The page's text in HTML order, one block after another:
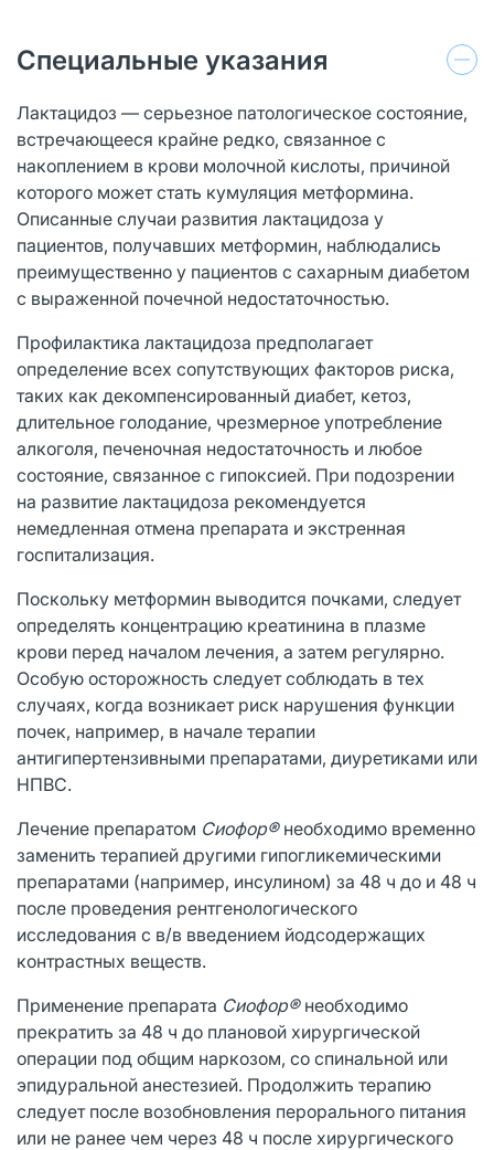
Специальные указания
Лактацидоз — серьезное патологическое состояние,
встречающееся крайне редко, связанное с
накоплением в крови молочной кислоты, причиной
которого может стать кумуляция метформина.
Описанные случаи развития лактацидоза у
пациентов, получавших метформин, наблюдались
преимущественно у пациентов с сахарным диабетом
с выраженной почечной недостаточностью.
Профилактика лактацидоза предполагает
определение всех сопутствующих факторов риска,
таких как декомпенсированный диабет, кетоз,
длительное голодание, чрезмерное употребление
алкоголя, печеночная недостаточность и любое
состояние, связанное с гипоксией. При подозрении
на развитие лактацидоза рекомендуется
немедленная отмена препарата и экстренная
госпитализация.
Поскольку метформин выводится почками, следует
определять концентрацию креатинина в плазме
крови перед началом лечения, а затем регулярно.
Особую осторожность следует соблюдать в тех
случаях, когда возникает риск нарушения функции
почек, например, в начале терапии
антигипертензивными препаратами, диуретиками или
НПВС.
Лечение препаратом Сиофор®необходимо временно
заменить терапией другими гипогликемическими
препаратами (например, инсулином) за 48 ч до и 48 ч
после проведения рентгенологического
исследования с в/в введением йодсодержащих
контрастных веществ.
Применение препарата Сиофор®необходимо
прекратить за 48 ч до плановой хирургической
операции под общим наркозом, со спинальной или
эпидуральной анестезией. Продолжить терапию
следует после возобновления перорального питания
или не ранее чем через 48 ч после хирургического